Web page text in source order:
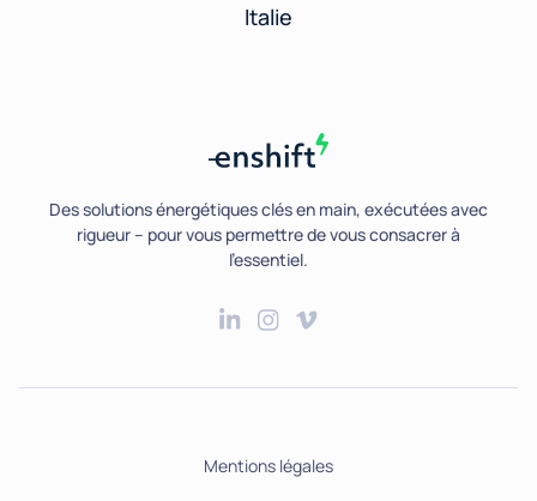
Italie
Des solutions énergétiques clés en main, exécutées avec
rigueur – pour vous permettre de vous consacrer à
l’essentiel.
Mentions légales